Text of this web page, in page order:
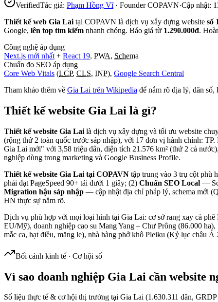
VerifiedTác giả: Phạm Hồng Vĩ · Founder COPAVN·Cập nhật:
Thiết kế web Gia Lai tại COPAVN là dịch vụ xây dựng website số
Google, lên top tìm kiếm nhanh chóng. Báo giá từ 1.290.000đ.
Công nghệ áp dụng
Next.js mới nhất + React 19, PWA, Schema
Chuẩn đo SEO áp dụng
Core Web Vitals (LCP, CLS, INP), Google Search Central
Tham khảo thêm về Gia Lai trên Wikipedia để nắm rõ địa lý, dân
Thiết kế website Gia Lai là gì?
Thiết kế website Gia Lai là dịch vụ xây dựng và tối ưu website
(rộng thứ 2 toàn quốc trước sáp nhập), với 17 đơn vị hành chính:
Gia Lai mới" với 3,58 triệu dân, diện tích 21.576 km² (thứ 2 cả
nghiệp dùng trong marketing và Google Business Profile.
Thiết kế website Gia Lai tại COPAVN tập trung vào 3 trụ cột phù
phải đạt PageSpeed 90+ tải dưới 1 giây; (2) Chuẩn SEO Local —
Migration hậu sáp nhập — cập nhật địa chỉ pháp lý, schema mới
HN thực sự nắm rõ.
Dịch vụ phù hợp với mọi loại hình tại Gia Lai: cơ sở rang xay cà
EU/Mỹ), doanh nghiệp cao su Mang Yang – Chư Prông (86.000
mắc ca, hạt điều, măng le), nhà hàng phở khô Pleiku (Kỷ lục châu
Bối cảnh kinh tế · Cơ hội số
Vì sao doanh nghiệp Gia Lai cần website
Số liệu thực tế & cơ hội thị trường tại Gia Lai (1.630.311 dân, GRDP